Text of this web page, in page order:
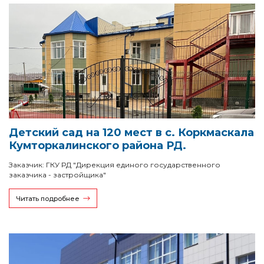
Детский сад на 120 мест в с. Коркмаскала
Кумторкалинского района РД.
Заказчик: ГКУ РД "Дирекция единого государственного
заказчика - застройщика"
Читать подробнее